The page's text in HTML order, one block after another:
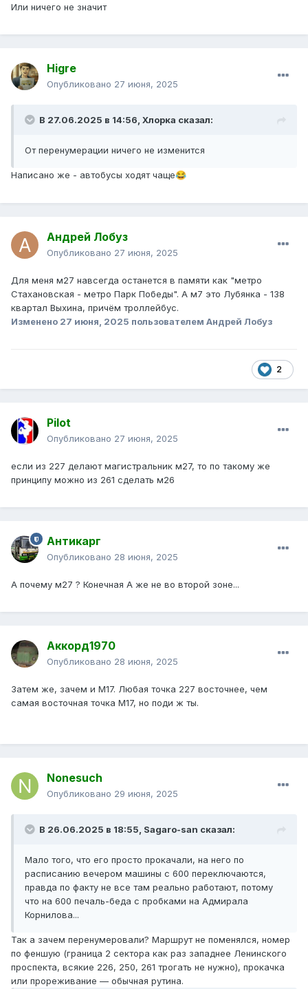
Или ничего не значит
Higre
Опубликовано 27 июня, 2025
В 27.06.2025 в 14:56, Хлорка сказал:
От перенумерации ничего не изменится
Написано же - автобусы ходят чаще😂
Андрей Лобуз
Опубликовано 27 июня, 2025
Для меня м27 навсегда останется в памяти как "метро
Стахановская - метро Парк Победы". А м7 это Лубянка - 138
квартал Выхина, причём троллейбус.
Изменено 27 июня, 2025 пользователем Андрей Лобуз
2
Pilot
Опубликовано 27 июня, 2025
если из 227 делают магистральник м27, то по такому же
принципу можно из 261 сделать м26
Антикарг
Опубликовано 28 июня, 2025
А почему м27 ? Конечная А же не во второй зоне...
Аккорд1970
Опубликовано 28 июня, 2025
Затем же, зачем и М17. Любая точка 227 восточнее, чем
самая восточная точка М17, но поди ж ты.
Nonesuch
Опубликовано 29 июня, 2025
В 26.06.2025 в 18:55, Sagaro-san сказал:
Мало того, что его просто прокачали, на него по
расписанию вечером машины с 600 переключаются,
правда по факту не все там реально работают, потому
что на 600 печаль-беда с пробками на Адмирала
Корнилова...
Так а зачем перенумеровали? Маршрут не поменялся, номер
по феншую (граница 2 сектора как раз западнее Ленинского
проспекта, всякие 226, 250, 261 трогать не нужно), прокачка
или прореживание — обычная рутина.